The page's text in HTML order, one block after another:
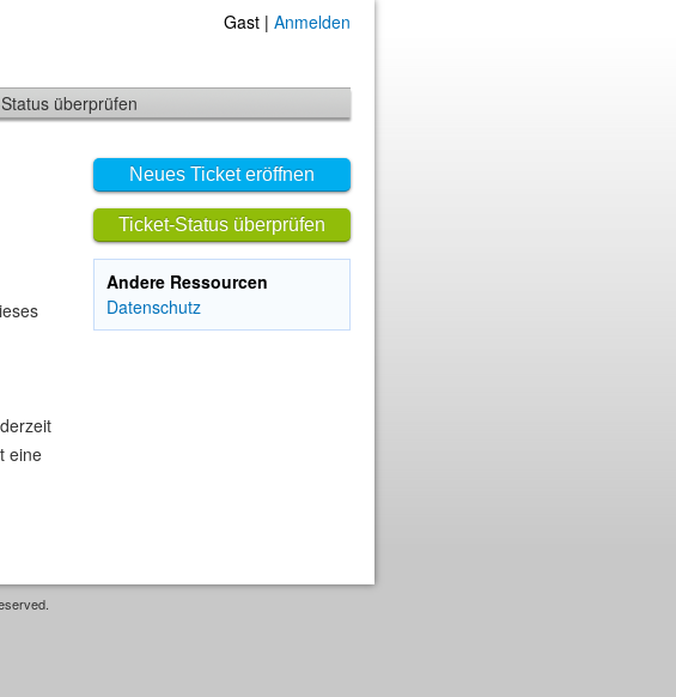
Gast | Anmelden
überprüfen
Neues Ticket eröffnen
Ticket-Status überprüfen
Andere Ressourcen
Datenschutz
eine